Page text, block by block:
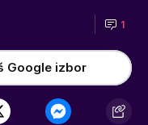
1
Google izbor